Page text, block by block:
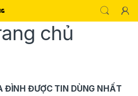
chủ
ĐÌNH ĐƯỢC TIN DÙNG NHẤT